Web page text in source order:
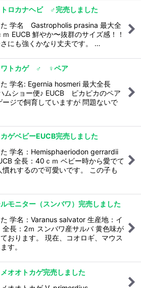
トロカナヘビ ♂完売しました
た 学名 Gastropholis prasina 最大全
EUCB 鮮やか〜抜群のサイズ感！！
にも強くかなり丈夫です。 …
ワトカゲ ♂ ♀ペア
学名: Egernia hosmeri 最大全長
ムショー便♪ EUCB ピカピカのペア
ジで飼育していますが 問題ないで
ゲベビーEUCB完売しました
学名：Hemisphaeriodon gerrardii
全長：40ｃｍ ベビー時から愛でて
慣れするので可愛いです。 この子も
モニター（スンバワ）完売しました
学名：Varanus salvator 生産地：イ
全長：2ｍ スンバワ産サルバ 黄色味が
おります。 現在、コオロギ、マウス
す。
オオトカゲ完売しました